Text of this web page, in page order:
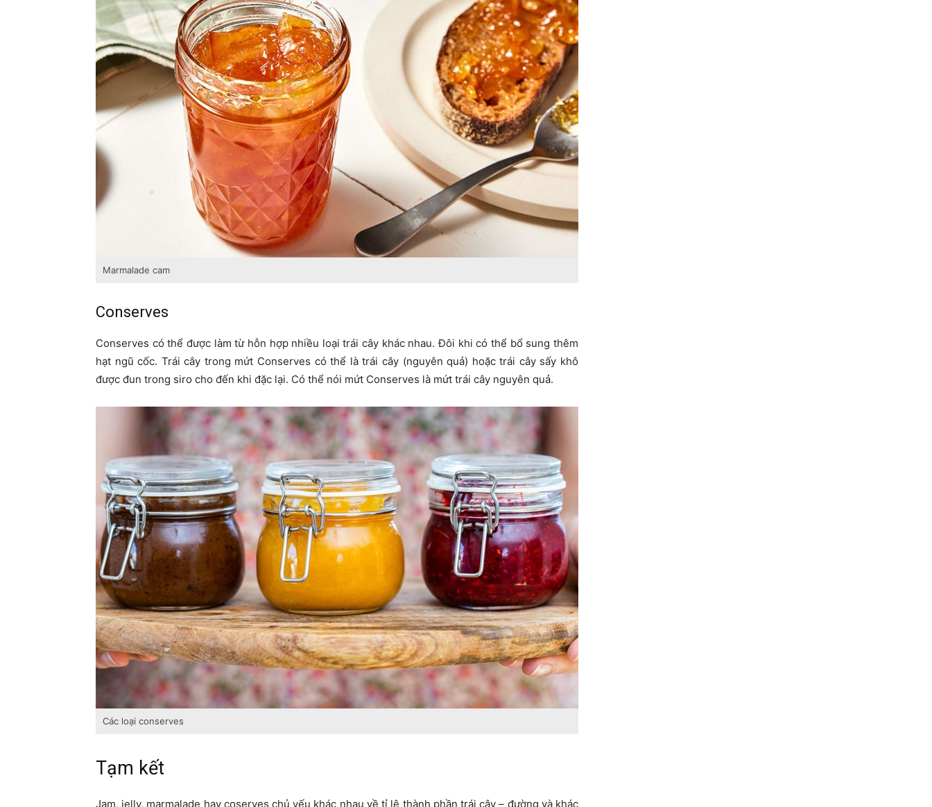
Marmalade cam
Conserves
Conserves có thể được làm từ hỗn hợp nhiều loại trái cây khác nhau. Đôi khi có thể bổ sung thêm
hạt ngũ cốc. Trái cây trong mứt Conserves có thể là trái cây (nguyên quả) hoặc trái cây sấy khô
được đun trong siro cho đến khi đặc lại. Có thể nói mứt Conserves là mứt trái cây nguyên quả.
Các loại conserves
Tạm kết
Jam, jelly, marmalade hay coserves chủ yếu khác nhau về tỉ lệ thành phần trái cây – đường và khác